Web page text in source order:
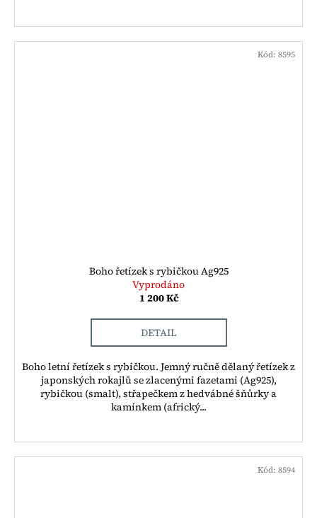
Boho řetízek s rybičkou Ag925
Vyprodáno
1 200 Kč
DETAIL
Boho letní řetízek s rybičkou. Jemný ručně dělaný řetízek z
japonských rokajlů se zlacenými fazetami (Ag925),
rybičkou (smalt), střapečkem z hedvábné šňůrky a
kamínkem (africký...
Kód: 8595
Kód: 8594